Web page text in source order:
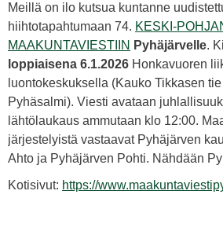
Meillä on ilo kutsua kuntanne
hiihtotapahtumaan 74. KESKI-
MAAKUNTAVIESTIIN Pyhäjärvelle.
loppiaisena 6.1.2026 Honkavuoren
luontokeskuksella (Kauko Tikkasen
Pyhäsalmi). Viesti avataan
lähtölaukaus ammutaan klo 12:00.
järjestelyistä vastaavat Pyhäjärven
Ahto ja Pyhäjärven Pohti. Nähdään
Kotisivut: https://